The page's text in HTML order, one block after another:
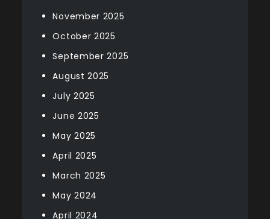
November 2025
October 2025
September 2025
August 2025
July 2025
June 2025
May 2025
April 2025
March 2025
May 2024
April 2024